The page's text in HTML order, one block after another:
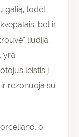
galią, todėl
bet ir
liudija,
yra
leistis į
rezonuoja su
o